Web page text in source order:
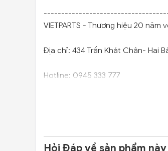
VIETPARTS - Thương hiệu 20
Địa chỉ: 434 Trần Khát Chân- Hai
Hotline: 0945 333 777
Hỏi Đáp về sản phẩm này